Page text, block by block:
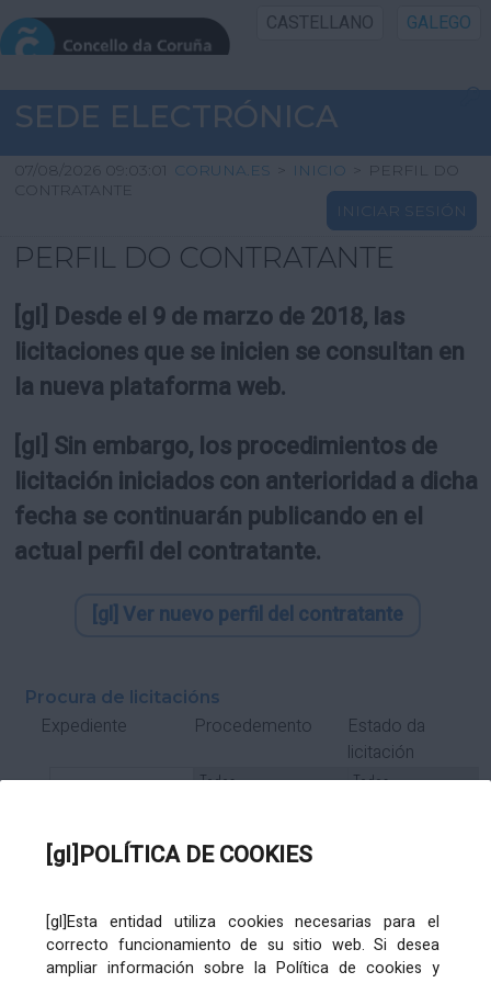
[gl]POLÍTICA DE COOKIES
[gl]Esta entidad utiliza cookies necesarias para el
correcto funcionamiento de su sitio web. Si desea
ampliar información sobre la Política de cookies y
CASTELLANO GALEGO
INICIO SEDE
INICIO
INFORMACIÓN PÚBLICA
UTILIDADES
SEDE ELECTRÓNICA
07/08/2026 09:03:01 CORUNA.ES > INICIO > PERFIL DO
CONTRATANTE
INICIAR SESIÓN
PERFIL DO CONTRATANTE
[gl] Desde el 9 de marzo de 2018, las
licitaciones que se inicien se consultan en
la nueva plataforma web.
[gl] Sin embargo, los procedimientos de
licitación iniciados con anterioridad a dicha
fecha se continuarán publicando en el
actual perfil del contratante.
[gl] Ver nuevo perfil del contratante
Procura de licitacións
Expediente Procedemento
Estado da
licitación
Subcontrato Tramitación
Órgano de contratación Título